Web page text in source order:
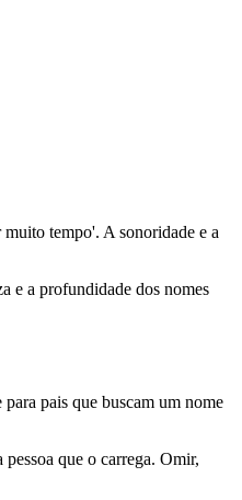
tempo'. A sonoridade e a
e a profundidade dos nomes
pais que buscam um nome
que o carrega. Omir,